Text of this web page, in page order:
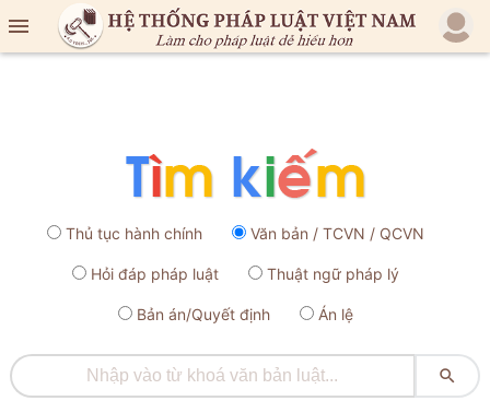

Thủ tục hành chính Văn bản / TCVN / QCVN
Hỏi đáp pháp luật Thuật ngữ pháp lý
Bản án/Quyết định Án lệ
